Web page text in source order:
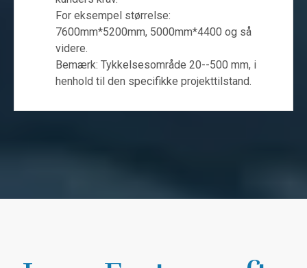
For eksempel størrelse:
7600mm*5200mm, 5000mm*4400 og så
videre.
Bemærk: Tykkelsesområde 20--500 mm, i
henhold til den specifikke projekttilstand.